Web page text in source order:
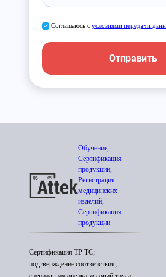
Соглашаюсь с условиями передачи
Отправить
Обучение,
Сертификация
продукции,
Регистрация
медицинских
изделий,
Сертификация
продукции
Сертификация ТР ТС;
подтверждение соответствия;